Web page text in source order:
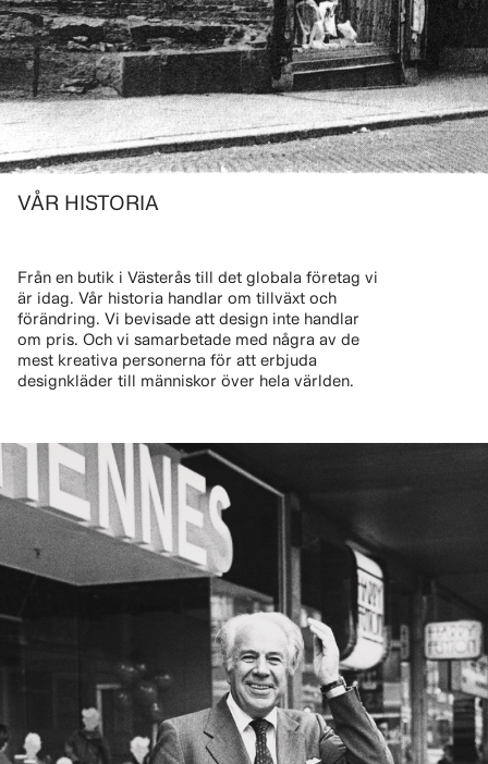
VÅR HISTORIA
Från en butik i Västerås till det globala företag vi
är idag. Vår historia handlar om tillväxt och
förändring. Vi bevisade att design inte handlar
om pris. Och vi samarbetade med några av de
mest kreativa personerna för att erbjuda
designkläder till människor över hela världen.